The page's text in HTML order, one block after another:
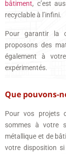
bâtiment, c’est
recyclable à l’infini.
Pour garantir la
proposons des
également à
expérimentés.
Que pouvons-
Pour vos projets
sommes à votre
métallique et de
votre disposition si